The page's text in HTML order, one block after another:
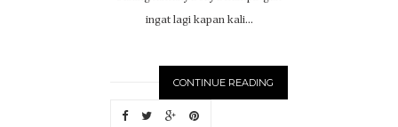
ingat lagi kapan kali...
CONTINUE READING